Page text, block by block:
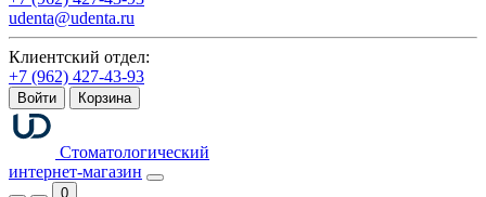
udenta@udenta.ru
Клиентский отдел:
+7 (962) 427-43-93
Войти Корзина
Стоматологический
интернет-магазин
0